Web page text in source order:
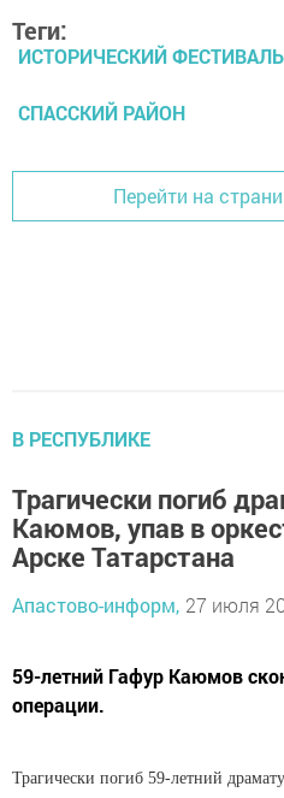
Теги:
ИСТОРИЧЕСКИЙ ФЕСТИВАЛЬ
СПАССКИЙ РАЙОН
Перейти на
В РЕСПУБЛИКЕ
Трагически погиб
Каюмов, упав в
Арске Татарстана
Апастово-информ, 27 июля
59-летний Гафур Каюмов
операции.
Трагически погиб 59-летний